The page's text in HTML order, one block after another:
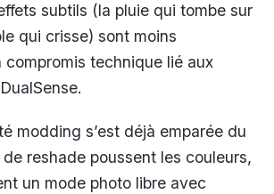
subtils (la pluie qui tombe sur
qui crisse) sont moins
compromis technique lié aux
modding s’est déjà emparée du
reshade poussent les couleurs,
un mode photo libre avec